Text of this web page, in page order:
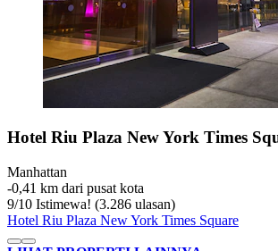
Hotel Riu Plaza New York Times
Manhattan
‐0,41 km dari pusat kota
9/10 Istimewa! (3.286 ulasan)
Hotel Riu Plaza New York Times Square